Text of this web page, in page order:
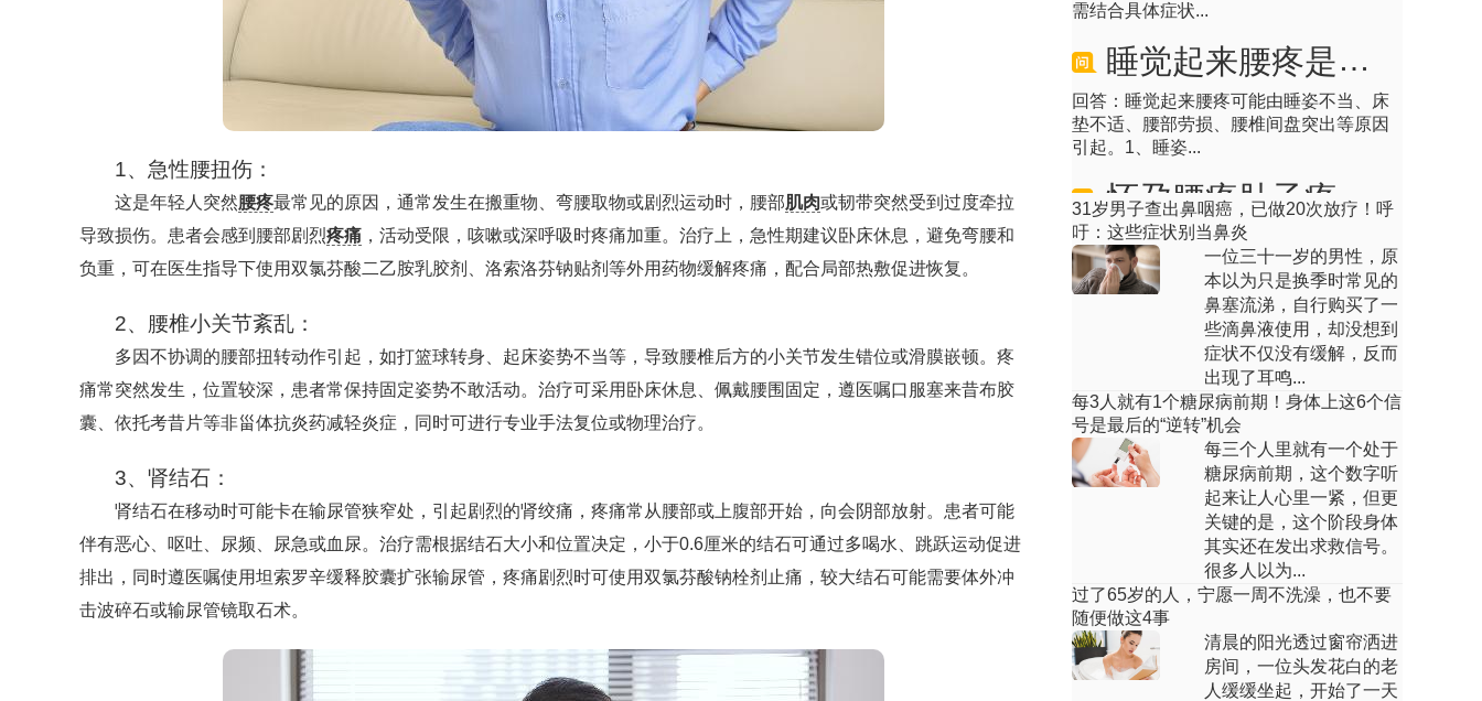
1、急性腰扭伤：
这是年轻人突然腰疼最常见的原因，通常发生在搬重物、弯腰取物或剧烈运动时，腰部肌肉或韧带突然受到过度牵拉
导致损伤。患者会感到腰部剧烈疼痛 ，活动受限，咳嗽或深呼吸时疼痛加重。治疗上，急性期建议卧床休息，避免弯腰和
负重，可在医生指导下使用双氯芬酸二乙胺乳胶剂、洛索洛芬钠贴剂等外用药物缓解疼痛，配合局部热敷促进恢复。
2、腰椎小关节紊乱：
多因不协调的腰部扭转动作引起，如打篮球转身、起床姿势不当等，导致腰椎后方的小关节发生错位或滑膜嵌顿。疼
痛常突然发生，位置较深，患者常保持固定姿势不敢活动。治疗可采用卧床休息、佩戴腰围固定，遵医嘱口服塞来昔布胶
囊、依托考昔片等非甾体抗炎药减轻炎症，同时可进行专业手法复位或物理治疗。
3、肾结石：
肾结石在移动时可能卡在输尿管狭窄处，引起剧烈的肾绞痛，疼痛常从腰部或上腹部开始，向会阴部放射。患者可能
伴有恶心、呕吐、尿频、尿急或血尿。治疗需根据结石大小和位置决定，小于0.6厘米的结石可通过多喝水、跳跃运动促进
排出，同时遵医嘱使用坦索罗辛缓释胶囊扩张输尿管，疼痛剧烈时可使用双氯芬酸钠栓剂止痛，较大结石可能需要体外冲
击波碎石或输尿管镜取石术。
睡觉起来腰疼是什么原因
回答：睡觉起来腰疼可能由睡姿不当、床
垫不适、腰部劳损、腰椎间盘突出等原因
引起。1、睡姿...
怀孕腰疼肚子疼怎么回事
回答：怀孕腰疼肚子疼可能由子宫增大、
韧带牵拉、先兆流产、宫外孕等原因引
起，可通过休息观...
腰疼肚子疼怎么回事女
回答：腰疼肚子疼女性可能由经期不适、
久坐劳损、盆腔炎、子宫内膜异位症等原
因引起，可通过...
女生来月经腰疼怎么办
回答：女生来月经腰疼可通过热敷、休
息、饮食调节及药物治疗缓解，多由前列
腺素分泌、盆腔充...
怀孕一个月老是肚子疼腰疼怎么回事
回答：怀孕一个月肚子疼腰疼可能由胚胎
着床、黄体囊肿、先兆流产、宫外孕等原
因引起，需结合...
31岁男子查出鼻咽癌，已做20次放疗！呼
吁：这些症状别当鼻炎
一位三十一岁的男性，原
本以为只是换季时常见的
鼻塞流涕，自行购买了一
些滴鼻液使用，却没想到
症状不仅没有缓解，反而
出现了耳鸣...
每3人就有1个糖尿病前期！身体上这6个信
号是最后的“逆转”机会
每三个人里就有一个处于
糖尿病前期，这个数字听
起来让人心里一紧，但更
关键的是，这个阶段身体
其实还在发出求救信号。
很多人以为...
过了65岁的人，宁愿一周不洗澡，也不要
随便做这4事
清晨的阳光透过窗帘洒进
房间，一位头发花白的老
人缓缓坐起，开始了一天